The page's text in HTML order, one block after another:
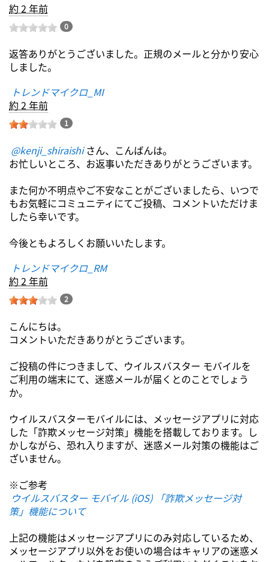
約 2 年前
0
返答ありがとうございました。正規のメールと分かり安心
しました。
トレンドマイクロ_MI
約 2 年前
1
@kenji_shiraishiさん、こんばんは。
お忙しいところ、お返事いただきありがとうございます。
また何か不明点やご不安なことがございましたら、いつで
もお気軽にコミュニティにてご投稿、コメントいただけま
したら幸いです。
今後ともよろしくお願いいたします。
トレンドマイクロ_RM
約 2 年前
2
こんにちは。
コメントいただきありがとうございます。
ご投稿の件につきまして、ウイルスバスター モバイルを
ご利用の端末にて、迷惑メールが届くとのことでしょう
か。
ウイルスバスターモバイルには、メッセージアプリに対応
した「詐欺メッセージ対策」機能を搭載しております。し
かしながら、恐れ入りますが、迷惑メール対策の機能はご
ざいません。
※ご参考
ウイルスバスター モバイル (iOS) 「詐欺メッセージ対
策」機能について
上記の機能はメッセージアプリにのみ対応しているため、
メッセージアプリ以外をお使いの場合はキャリアの迷惑メ